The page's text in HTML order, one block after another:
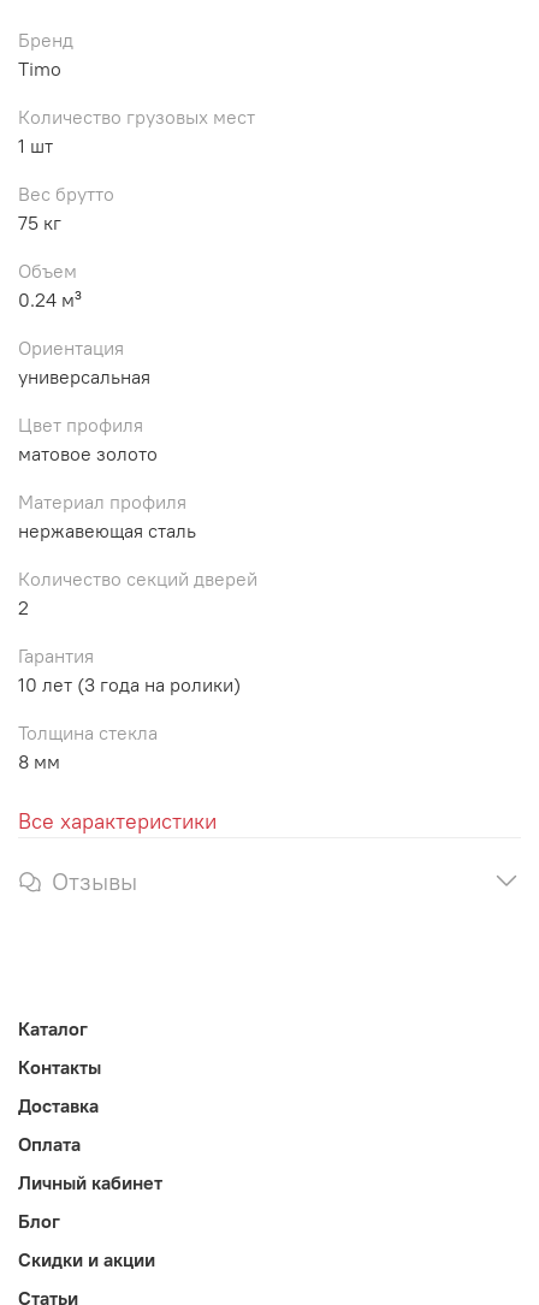
Бренд
Timo
Количество грузовых мест
1 шт
Вес брутто
75 кг
Объем
0.24 м³
Ориентация
универсальная
Цвет профиля
матовое золото
Материал профиля
нержавеющая сталь
Количество секций дверей
2
Гарантия
10 лет (3 года на ролики)
Толщина стекла
8 мм
Все характеристики
Отзывы
Каталог
Контакты
Доставка
Оплата
Личный кабинет
Блог
Скидки и акции
Статьи